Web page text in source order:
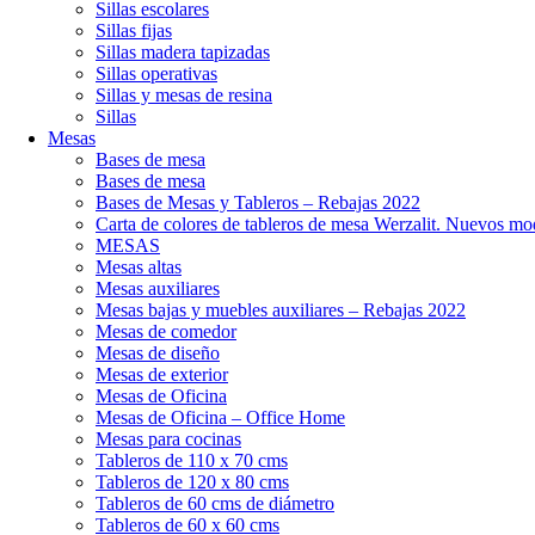
Sillas escolares
Sillas fijas
Sillas madera tapizadas
Sillas operativas
Sillas y mesas de resina
Sillas
Mesas
Bases de mesa
Bases de mesa
Bases de Mesas y Tableros – Rebajas 2022
Carta de colores de tableros de mesa Werzalit. Nuevos
MESAS
Mesas altas
Mesas auxiliares
Mesas bajas y muebles auxiliares – Rebajas 2022
Mesas de comedor
Mesas de diseño
Mesas de exterior
Mesas de Oficina
Mesas de Oficina – Office Home
Mesas para cocinas
Tableros de 110 x 70 cms
Tableros de 120 x 80 cms
Tableros de 60 cms de diámetro
Tableros de 60 x 60 cms